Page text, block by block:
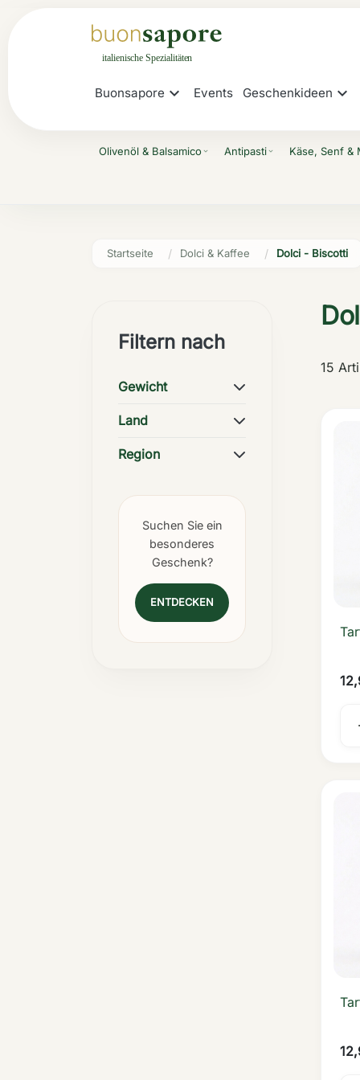
Buonsapore expand_more Events Geschenkideen expand_more
Olivenöl & Balsamico expand_more Antipasti expand_more Käse, Senf &
Startseite Dolci & Kaffee Dolci - Biscotti
Filtern nach
Gewicht
Land
Region
Suchen Sie ein
besonderes
Geschenk?
ENTDECKEN
15